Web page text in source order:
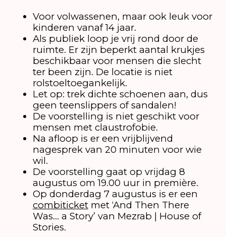
Voor volwassenen, maar ook leuk voor
kinderen vanaf 14 jaar.
Als publiek loop je vrij rond door de
ruimte. Er zijn beperkt aantal krukjes
beschikbaar voor mensen die slecht
ter been zijn. De locatie is niet
rolstoeltoegankelijk.
Let op: trek dichte schoenen aan, dus
geen teenslippers of sandalen!
De voorstelling is niet geschikt voor
mensen met claustrofobie.
Na afloop is er een vrijblijvend
nagesprek van 20 minuten voor wie
wil.
De voorstelling gaat op vrijdag 8
augustus om 19.00 uur in première.
Op donderdag 7 augustus is er een
combiticketmet ‘And Then There
Was… a Story’ van Mezrab | House of
Stories.